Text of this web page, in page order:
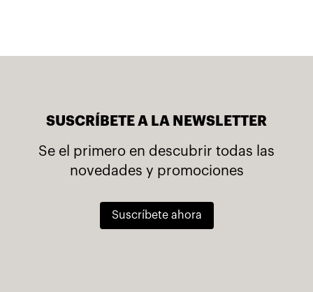
SUSCRÍBETE A LA NEWSLETTER
Se el primero en descubrir todas las
novedades y promociones
Suscríbete ahora